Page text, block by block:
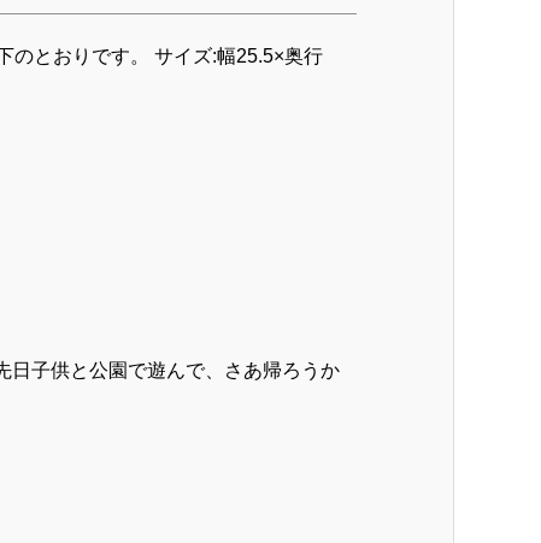
のとおりです。 サイズ:幅25.5×奥行
日子供と公園で遊んで、さあ帰ろうか